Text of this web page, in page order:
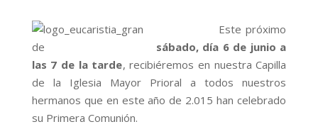
Este próximo
sábado, día 6 de junio a
las 7 de la tarde, recibiéremos en nuestra Capilla
de la Iglesia Mayor Prioral a todos nuestros
hermanos que en este año de 2.015 han celebrado
su Primera Comunión.